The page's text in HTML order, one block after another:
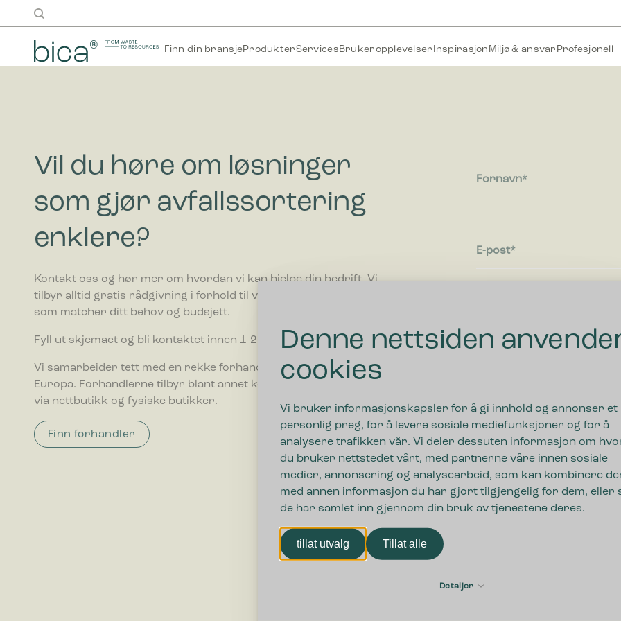
Denne nettsiden
cookies
Vi bruker informasjonskapsler for å gi innhold og annonser et
personlig preg, for å levere sosiale mediefunksjoner og for å
analysere trafikken vår. Vi deler dessuten informasjon om
du bruker nettstedet vårt, med partnerne våre innen sosiale
medier, annonsering og analysearbeid, som kan kombinere
med annen informasjon du har gjort tilgjengelig for dem, eller
de har samlet inn gjennom din bruk av tjenestene deres.
tillat utvalg Tillat alle
Detaljer
to
content
Finn din bransjeProdukterServicesBrukeropplevelser Inspirasjon Miljø & ansvar Profesjonell
Vil du høre om løsninger
som gjør avfallssortering
enklere?
Kontakt oss og hør mer om hvordan vi kan hjelpe din bedrift. Vi
tilbyr alltid gratis rådgivning i forhold til valg av avfallsløsning
som matcher ditt behov og budsjett.
Fyll ut skjemaet og bli kontaktet innen 1-2 ukedager.
Vi samarbeider tett med en rekke forhandlere over hele
Europa. Forhandlerne tilbyr blant annet konsulentbesøk og salg
via nettbutikk og fysiske butikker.
Finn forhandler
Fornavn
E-post
Hva kan vi hjelpe deg med?